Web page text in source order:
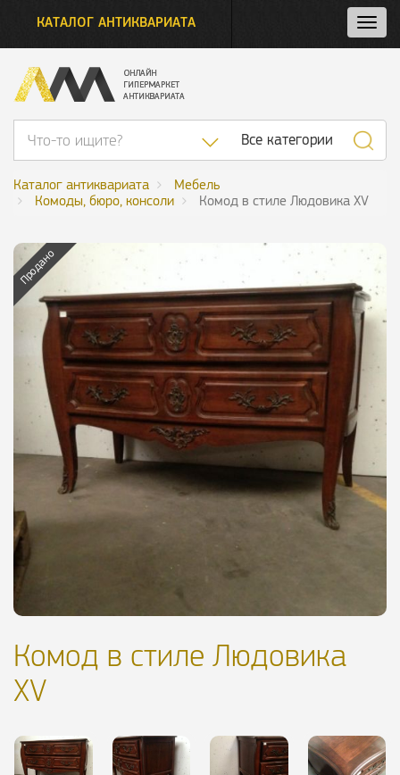
и
КАТАЛОГ АНТИКВАРИАТА
Список
Все категории
Каталог антиквариата
Мебель
Комоды, бюро, консоли
Комод в стиле Людовика XV
Продано
Комод в стиле Людовика
XV